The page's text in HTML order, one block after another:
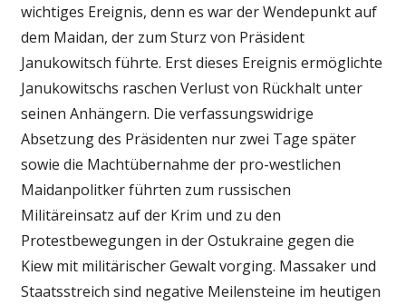
wichtiges Ereignis, denn es war der Wendepunkt auf
dem Maidan, der zum Sturz von Präsident
Janukowitsch führte. Erst dieses Ereignis ermöglichte
Janukowitschs raschen Verlust von Rückhalt unter
seinen Anhängern. Die verfassungswidrige
Absetzung des Präsidenten nur zwei Tage später
sowie die Machtübernahme der pro-westlichen
Maidanpolitker führten zum russischen
Militäreinsatz auf der Krim und zu den
Protestbewegungen in der Ostukraine gegen die
Kiew mit militärischer Gewalt vorging. Massaker und
Staatsstreich sind negative Meilensteine im heutigen